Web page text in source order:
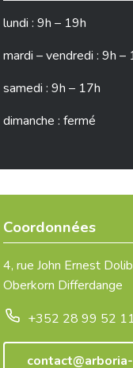
lundi : 9h – 19h
mardi – vendredi : 9h –
samedi : 9h – 17h
dimanche : fermé
Coordonnées
4, rue John Ernest
Oberkorn Differdange
+352 28 99 52